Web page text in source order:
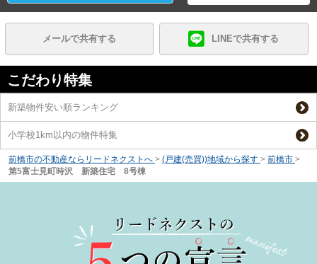
メールで共有する LINEで共有する
こだわり特集
新築物件安い順ランキング
小学校1km以内の物件特集
前橋市の不動産ならリードネクストへ > (戸建(売買))地域から探す > 前橋市 >
第5富士見町時沢 新築住宅 8号棟